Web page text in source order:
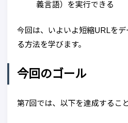
義言語）を実行できる
今回は、いよいよ短縮URLを
る方法を学びます。
今回のゴール
第7回では、以下を達成するこ